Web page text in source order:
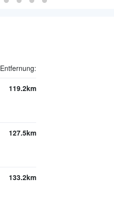
Entfernung:
119.2km
127.5km
133.2km